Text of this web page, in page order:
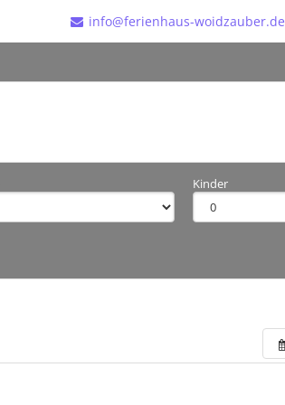
info@ferienhaus-woidzauber.de
Kinder